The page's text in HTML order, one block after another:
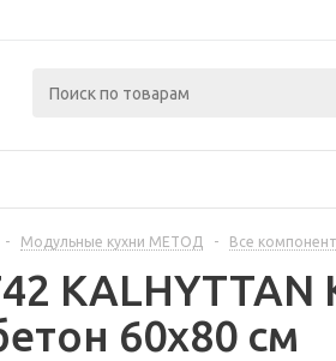
- Модульные кухни МЕТОД - Все
60x80 см